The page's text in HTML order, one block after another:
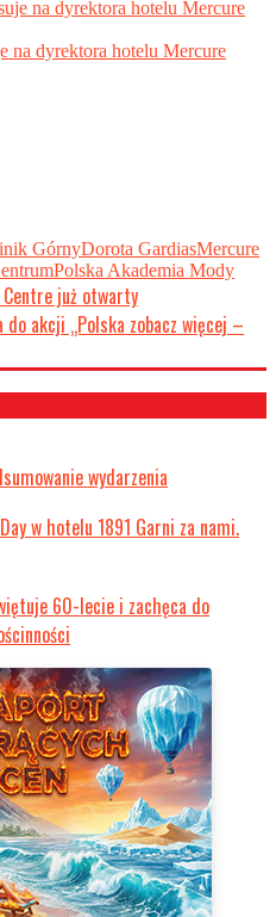
na dyrektora hotelu Mercure
GórnyDorota GardiasMercure
Polska Akademia Mody
już otwarty
do akcji „Polska zobacz więcej –
wydarzenia
w hotelu 1891 Garni za nami.
60-lecie i zachęca do